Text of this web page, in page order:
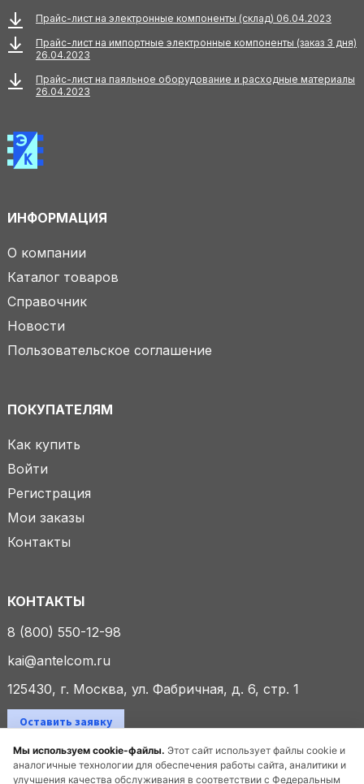
Мы используем cookie-файлы. Этот сайт использует файлы cookie и
аналогичные технологии для обеспечения работы сайта, аналитики и
улучшения качества обслуживания в соответствии с Федеральным
Прайс-лист на электронные компоненты (склад) 06.04.2023
Прайс-лист на импортные электронные компоненты (заказ 3 дня)
26.04.2023
Прайс-лист на паяльное оборудование и расходные материалы
26.04.2023
ИНФОРМАЦИЯ
О компании
Каталог товаров
Справочник
Новости
Пользовательское соглашение
ПОКУПАТЕЛЯМ
Как купить
Войти
Регистрация
Мои заказы
Контакты
КОНТАКТЫ
8 (800) 550-12-98
kai@antelcom.ru
125430, г. Москва, ул. Фабричная, д. 6, стр. 1
Оставить заявку